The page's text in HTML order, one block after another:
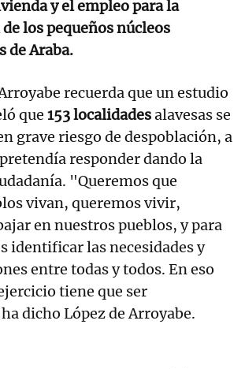
y el empleo para la
los pequeños núcleos
de Araba.
recuerda que un estudio
que 153 localidadesalavesas se
grave riesgo de despoblación, a
responder dando la
"Queremos que
vivan, queremos vivir,
en nuestros pueblos, y para
identificar las necesidades y
entre todas y todos. En eso
tiene que ser
dicho López de Arroyabe.